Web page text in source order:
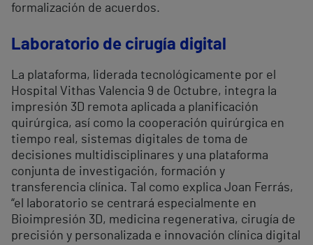
formalización de acuerdos.
Laboratorio de cirugía digital
La plataforma, liderada tecnológicamente por el
Hospital Vithas Valencia 9 de Octubre, integra la
impresión 3D remota aplicada a planificación
quirúrgica, así como la cooperación quirúrgica en
tiempo real, sistemas digitales de toma de
decisiones multidisciplinares y una plataforma
conjunta de investigación, formación y
transferencia clínica. Tal como explica Joan Ferrás,
“el laboratorio se centrará especialmente en
Bioimpresión 3D, medicina regenerativa, cirugía de
precisión y personalizada e innovación clínica digital